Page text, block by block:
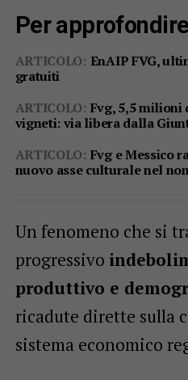
Per approfondire
ARTICOLO: EnAIP FVG,
gratuiti
ARTICOLO: Fvg, 5,5 milioni
vigneti: via libera dalla
ARTICOLO: Fvg e Messico
nuovo asse culturale nel
Un fenomeno che si
progressivo
produttivo e
ricadute dirette sulla
sistema economico